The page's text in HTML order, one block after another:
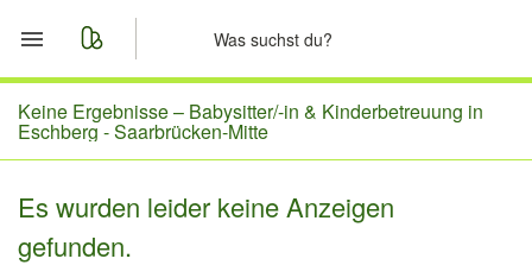
Start
Merkliste
Nachrichten
Keine Ergebnisse – Babysitter/-in & Kinderbetreuung in
Eschberg - Saarbrücken-Mitte
Es wurden leider keine Anzeigen
gefunden.